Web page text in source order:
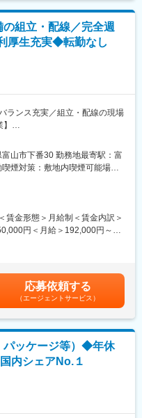
設計まで一貫して担当でき
システム制御に携われます
瞬間を見届けられます
た最適制御を提案できます
計で、技術力を発揮できます
125日とワークライフバランス
ます
験の浅い方でも安心して技術
。また、電子部品分野でも独
器は小惑星探査機「はやぶ
い環境下での実績を持ちま
を本格化させるなど、航空宇
。日常生活に身近な製品にも
す。たとえばガステーブルに
国でトップレベルのシェアを
ンフラを支える存在として産
います。
の組立・配線／完全週
厚生充実◆転勤なし
ランス充実／組立・配線の現場
どの自動生産設備を開発・製
産工程の自動化を支えていま
装置（自動生産設備）の組立
い技術力を活かしながら、現
向上に貢献できる役割です。
医療・食品向け装置など多様
や電子部品の組立・配線・調
成度の高い設備の納品に貢献
化機器など、当社の強みであ
ョンです。
山市下番30 勤務地最寄駅：富
煙対策：敷地内喫煙可能場所
所（リモートワーク含む）
賃金形態＞月給制＜賃金内訳＞
円＜月給＞192,000円～
応募依頼する
（エージェントサービス）
パッケージ等）◆年休
内シェアNo.１